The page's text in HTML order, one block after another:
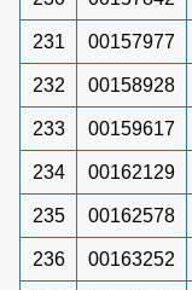
231 00157977
232 00158928
233 00159617
234 00162129
235 00162578
236 00163252